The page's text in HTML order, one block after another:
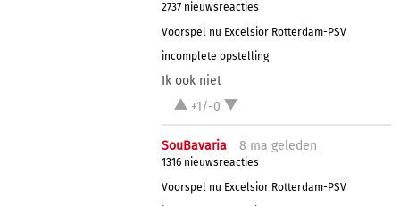
2737 nieuwsreacties
Voorspel nu Excelsior Rotterdam-PSV
incomplete opstelling
Ik ook niet
+1/-0
SouBavaria 8 ma geleden
1316 nieuwsreacties
Voorspel nu Excelsior Rotterdam-PSV